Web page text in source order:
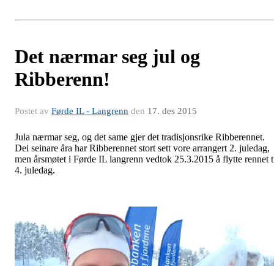
Det nærmar seg jul og
Ribberenn!
Postet av Førde IL - Langrenn den 17. des 2015
Jula nærmar seg, og det same gjer det tradisjonsrike Ribberennet.
Dei seinare åra har Ribberennet stort sett vore arrangert 2. juledag,
men årsmøtet i Førde IL langrenn vedtok 25.3.2015 å flytte rennet
4. juledag.